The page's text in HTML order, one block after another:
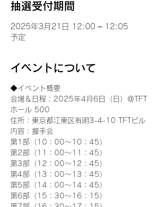
抽選受付期間
2025年3月21日 12:00 – 12:05
予定
イベントについて
◆イベント概要
会場＆日程：2025年4月6日（日）＠TFT
ホール 500
住所：東京都江東区有明3-4-10 TFTビル
内容：握手会
第1部（10：00～10：45）
第2部（11：00～11：45）
第3部（12：00～12：45）
第4部（13：00～13：45）
第5部（14：00～14：45）
第6部（15：30～16：15）